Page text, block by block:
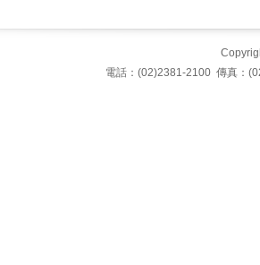
電話：(02)2381-2100 傳真：